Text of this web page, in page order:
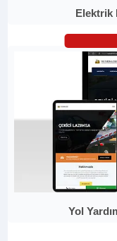
Elektrik
Yol